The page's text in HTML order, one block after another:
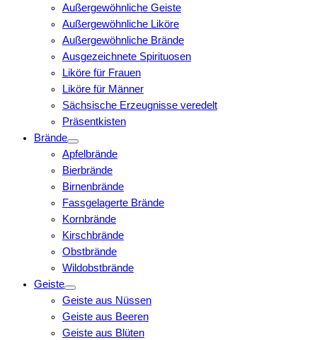
Außergewöhnliche Geiste
Außergewöhnliche Liköre
Außergewöhnliche Brände
Ausgezeichnete Spirituosen
Liköre für Frauen
Liköre für Männer
Sächsische Erzeugnisse veredelt
Präsentkisten
Brände
Apfelbrände
Bierbrände
Birnenbrände
Fassgelagerte Brände
Kornbrände
Kirschbrände
Obstbrände
Wildobstbrände
Geiste
Geiste aus Nüssen
Geiste aus Beeren
Geiste aus Blüten